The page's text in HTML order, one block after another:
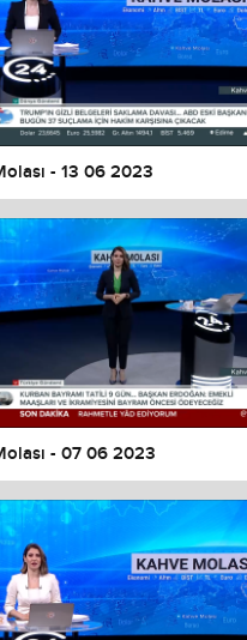
- 13 06 2023
- 07 06 2023